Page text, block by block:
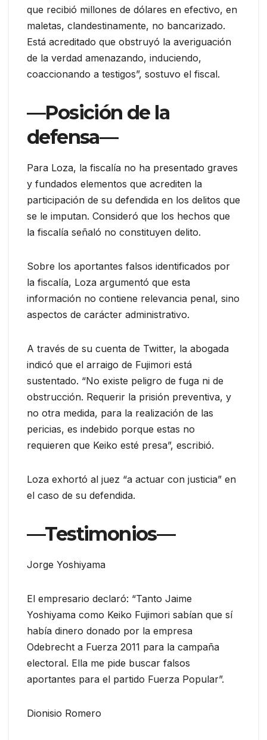
que recibió millones de dólares en efectivo, en
maletas, clandestinamente, no bancarizado.
Está acreditado que obstruyó la averiguación
de la verdad amenazando, induciendo,
coaccionando a testigos”, sostuvo el fiscal.
—Posición de la
defensa—
Para Loza, la fiscalía no ha presentado graves
y fundados elementos que acrediten la
participación de su defendida en los delitos que
se le imputan. Consideró que los hechos que
la fiscalía señaló no constituyen delito.
Sobre los aportantes falsos identificados por
la fiscalía, Loza argumentó que esta
información no contiene relevancia penal, sino
aspectos de carácter administrativo.
A través de su cuenta de Twitter, la abogada
indicó que el arraigo de Fujimori está
sustentado. “No existe peligro de fuga ni de
obstrucción. Requerir la prisión preventiva, y
no otra medida, para la realización de las
pericias, es indebido porque estas no
requieren que Keiko esté presa”, escribió.
Loza exhortó al juez “a actuar con justicia” en
el caso de su defendida.
—Testimonios—
Jorge Yoshiyama
El empresario declaró: “Tanto Jaime
Yoshiyama como Keiko Fujimori sabían que sí
había dinero donado por la empresa
Odebrecht a Fuerza 2011 para la campaña
electoral. Ella me pide buscar falsos
aportantes para el partido Fuerza Popular”.
Dionisio Romero